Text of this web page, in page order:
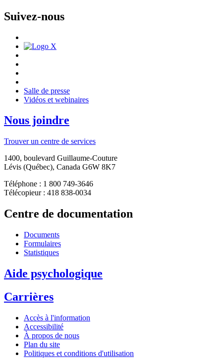
Suivez-nous
Salle de presse
Vidéos et webinaires
Nous joindre
Trouver un centre de services
1400, boulevard Guillaume-Couture
Lévis (Québec), Canada G6W 8K7
Téléphone : 1 800 749-3646
Télécopieur : 418 838-0034
Centre de documentation
Documents
Formulaires
Statistiques
Aide psychologique
Carrières
Accès à l'information
Accessibilité
À propos de nous
Plan du site
Politiques et conditions d'utilisation